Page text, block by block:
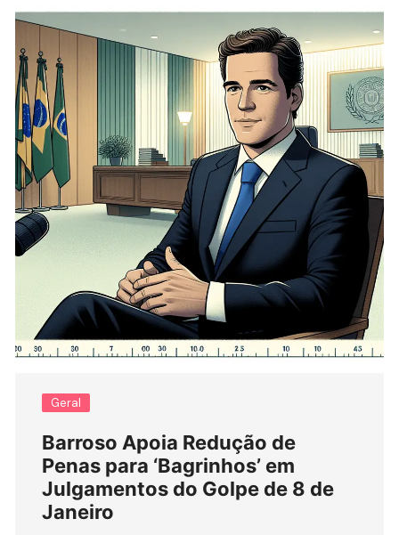
Geral
Barroso Apoia Redução de
Penas para ‘Bagrinhos’ em
Julgamentos do Golpe de 8 de
Janeiro